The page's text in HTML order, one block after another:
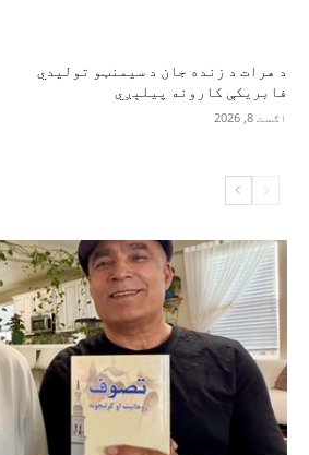
د هرات د زنده جان د سیمنټو تولیدي
فابریکې کارونه پیلېږي
اګست 8, 2026